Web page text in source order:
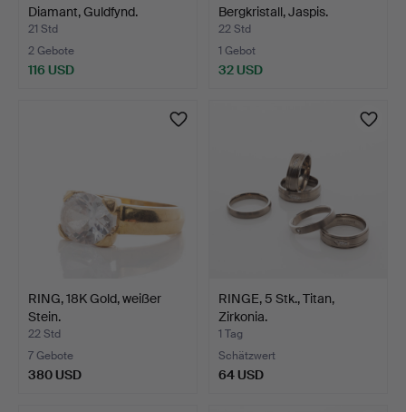
Diamant, Guldfynd.
21 Std
2 Gebote
116 USD
Bergkristall, Jaspis.
22 Std
1 Gebot
32 USD
RING, 18K Gold, weißer
Stein.
22 Std
7 Gebote
380 USD
RINGE, 5 Stk., Titan,
Zirkonia.
1 Tag
Schätzwert
64 USD